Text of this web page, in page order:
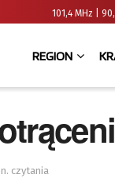
101,4 MHz |
REGION
czytania